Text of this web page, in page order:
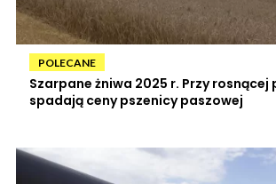
POLECANE
Szarpane żniwa 2025 r. Przy rosnącej
spadają ceny pszenicy paszowej